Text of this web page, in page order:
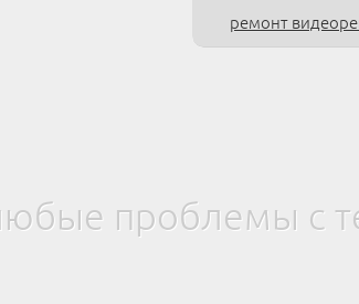
ремонт
проблемы с